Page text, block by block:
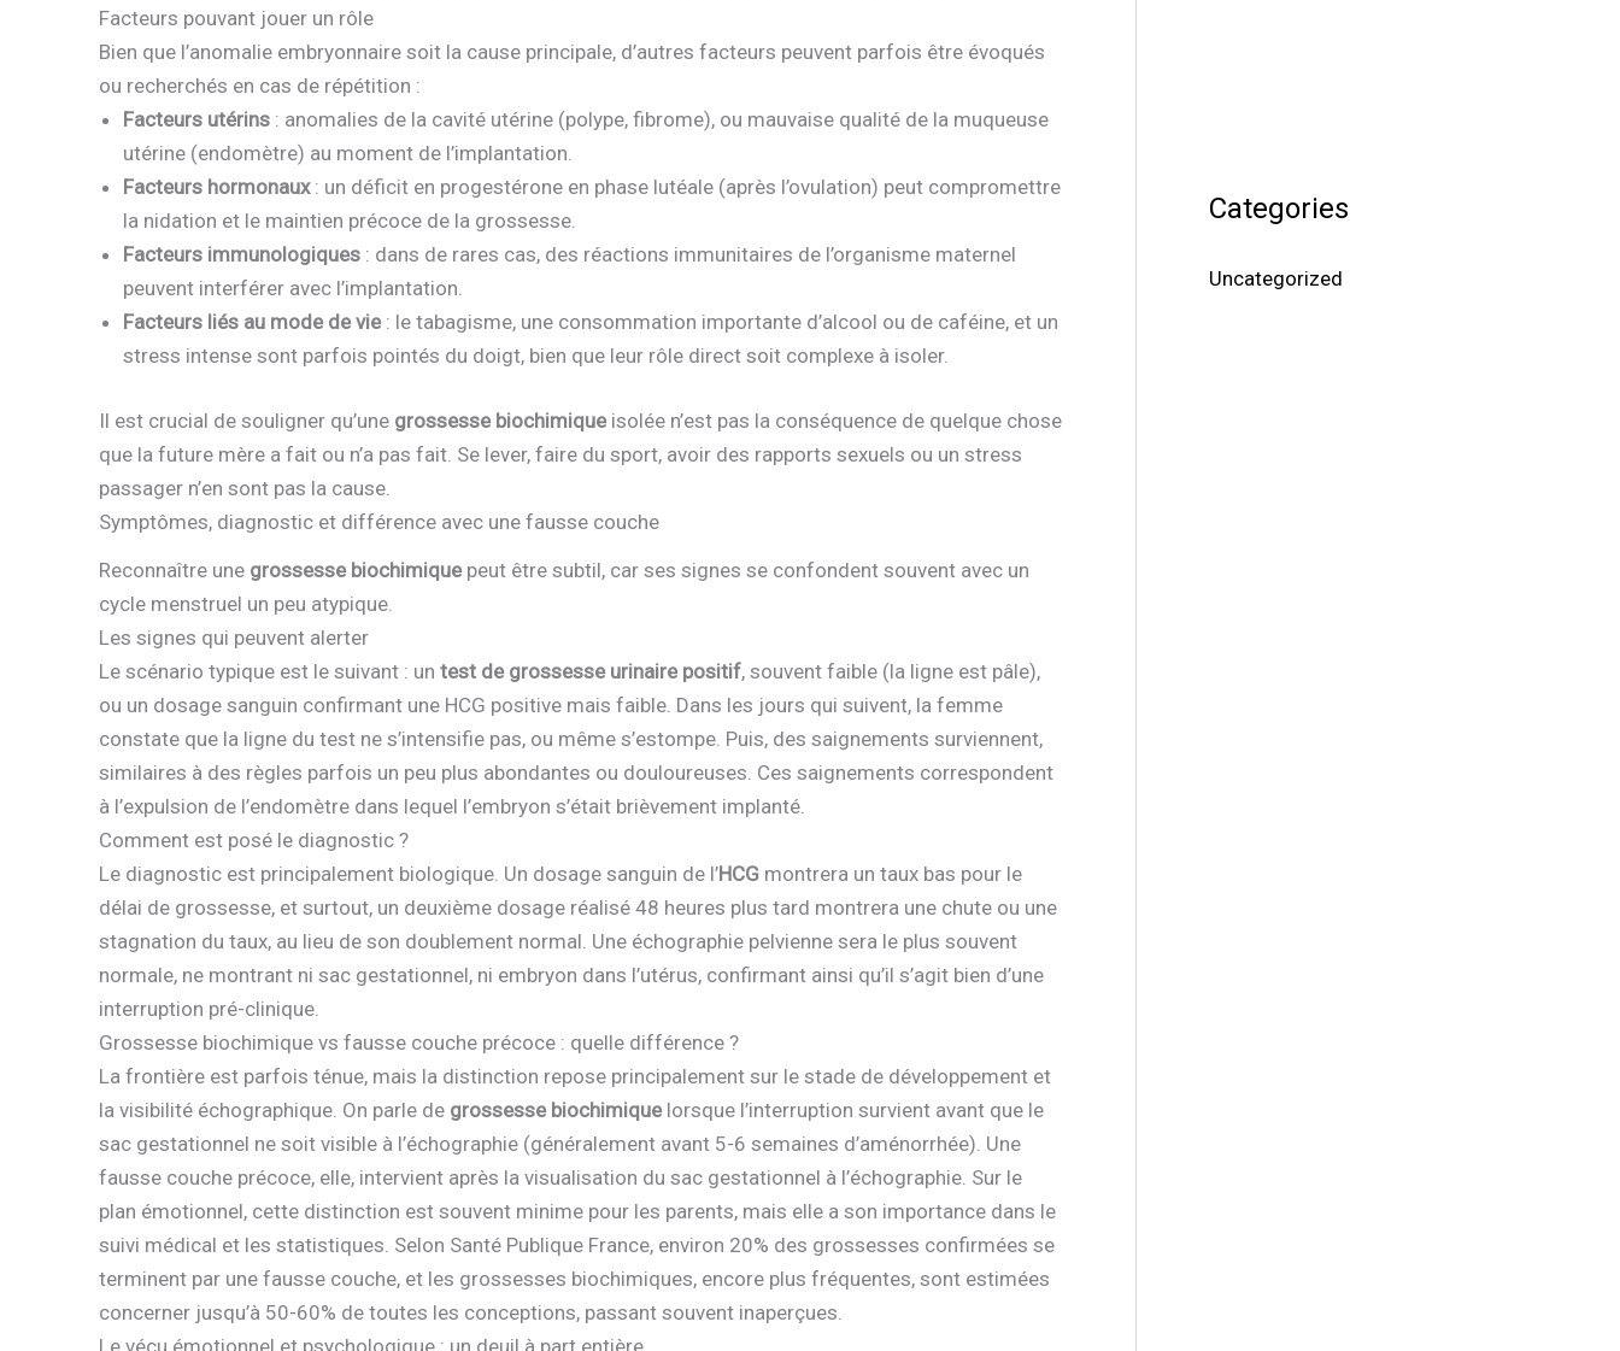
Facteurs pouvant jouer un rôle
Bien que l’anomalie embryonnaire soit la cause principale, d’autres facteurs peuvent parfois être évoqués
ou recherchés en cas de répétition :
Facteurs utérins : anomalies de la cavité utérine (polype, fibrome), ou mauvaise qualité de la muqueuse
utérine (endomètre) au moment de l’implantation.
Facteurs hormonaux: un déficit en progestérone en phase lutéale (après l’ovulation) peut compromettre
la nidation et le maintien précoce de la grossesse.
Facteurs immunologiques : dans de rares cas, des réactions immunitaires de l’organisme maternel
peuvent interférer avec l’implantation.
Facteurs liés au mode de vie: le tabagisme, une consommation importante d’alcool ou de caféine, et un
stress intense sont parfois pointés du doigt, bien que leur rôle direct soit complexe à isoler.
Il est crucial de souligner qu’une grossesse biochimiqueisolée n’est pas la conséquence de quelque chose
que la future mère a fait ou n’a pas fait. Se lever, faire du sport, avoir des rapports sexuels ou un stress
passager n’en sont pas la cause.
Symptômes, diagnostic et différence avec une fausse couche
Reconnaître une grossesse biochimiquepeut être subtil, car ses signes se confondent souvent avec un
cycle menstruel un peu atypique.
Les signes qui peuvent alerter
Le scénario typique est le suivant : un test de grossesse urinaire positif, souvent faible (la ligne est pâle),
ou un dosage sanguin confirmant une HCG positive mais faible. Dans les jours qui suivent, la femme
constate que la ligne du test ne s’intensifie pas, ou même s’estompe. Puis, des saignements surviennent,
similaires à des règles parfois un peu plus abondantes ou douloureuses. Ces saignements correspondent
à l’expulsion de l’endomètre dans lequel l’embryon s’était brièvement implanté.
Comment est posé le diagnostic ?
Le diagnostic est principalement biologique. Un dosage sanguin de l’HCG montrera un taux bas pour le
délai de grossesse, et surtout, un deuxième dosage réalisé 48 heures plus tard montrera une chute ou une
stagnation du taux, au lieu de son doublement normal. Une échographie pelvienne sera le plus souvent
normale, ne montrant ni sac gestationnel, ni embryon dans l’utérus, confirmant ainsi qu’il s’agit bien d’une
interruption pré-clinique.
Grossesse biochimique vs fausse couche précoce : quelle différence ?
La frontière est parfois ténue, mais la distinction repose principalement sur le stade de développement et
la visibilité échographique. On parle de grossesse biochimiquelorsque l’interruption survient avant que le
sac gestationnel ne soit visible à l’échographie (généralement avant 5-6 semaines d’aménorrhée). Une
fausse couche précoce, elle, intervient après la visualisation du sac gestationnel à l’échographie. Sur le
plan émotionnel, cette distinction est souvent minime pour les parents, mais elle a son importance dans le
suivi médical et les statistiques. Selon Santé Publique France, environ 20% des grossesses confirmées se
terminent par une fausse couche, et les grossesses biochimiques, encore plus fréquentes, sont estimées
concerner jusqu’à 50-60% de toutes les conceptions, passant souvent inaperçues.
Le vécu émotionnel et psychologique : un deuil à part entière
Categories
Uncategorized